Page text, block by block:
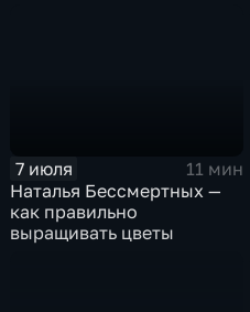
7 июля
11 мин
Наталья Бессмертных —
как правильно
выращивать цветы